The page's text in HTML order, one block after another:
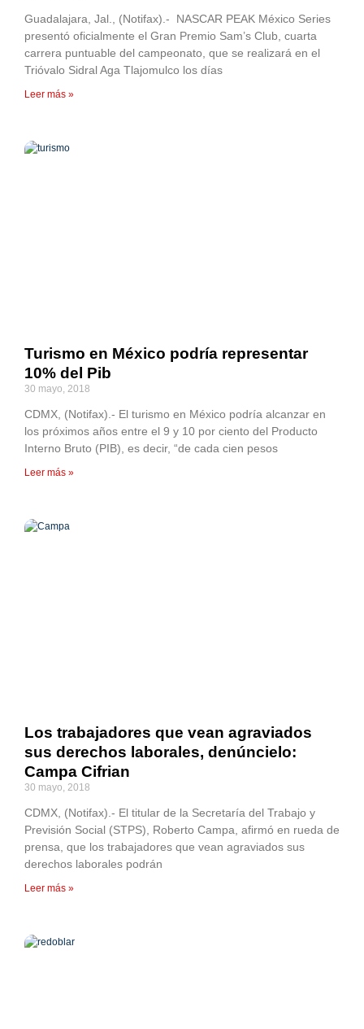
Guadalajara, Jal., (Notifax).- NASCAR PEAK México Series
presentó oficialmente el Gran Premio Sam’s Club, cuarta
carrera puntuable del campeonato, que se realizará en el
Trióvalo Sidral Aga Tlajomulco los días
Leer más »
Turismo en México podría representar
10% del Pib
30 mayo, 2018
CDMX, (Notifax).- El turismo en México podría alcanzar en
los próximos años entre el 9 y 10 por ciento del Producto
Interno Bruto (PIB), es decir, “de cada cien pesos
Leer más »
Los trabajadores que vean agraviados
sus derechos laborales, denúncielo:
Campa Cifrian
30 mayo, 2018
CDMX, (Notifax).- El titular de la Secretaría del Trabajo y
Previsión Social (STPS), Roberto Campa, afirmó en rueda de
prensa, que los trabajadores que vean agraviados sus
derechos laborales podrán
Leer más »